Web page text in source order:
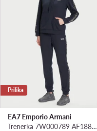
Prilika
EA7 Emporio Armani
Trenerka 7W000789 AF18880 MB235 Tamnoplava Regular Fit